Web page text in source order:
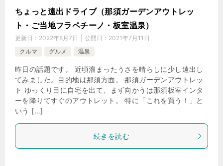
ちょっと遠出ドライブ（那須ガーデンアウトレッ
ト・ご当地フラペチーノ・板室温泉）
更新日： 2022年8月7日 公開日： 2021年7月11日
クルマ
グルメ 温泉
昨日の話題です。 近頃溜まったうさを晴らしに少し遠出し
てみました。目的地は那須方面。 那須ガーデンアウトレッ
ト ゆっくり目に自宅を出て、まず向かうは那須板室インタ
ーを降りてすぐのアウトレット。 特に「これを買う！」と
いう […]
続きを読む